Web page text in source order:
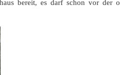
bereit, es darf schon vor der